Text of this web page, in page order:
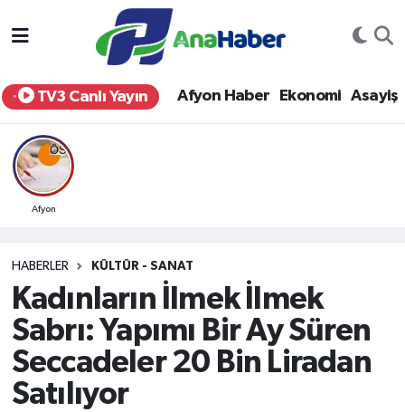
TV3 Canlı Yayın Afyon Haber Ekonomi Asayiş
Afyon
HABERLER KÜLTÜR - SANAT
Kadınların İlmek İlmek
Sabrı: Yapımı Bir Ay Süren
Seccadeler 20 Bin Liradan
Satılıyor
Yurt Haber
Afyon Haber
Ekonomi
Siyaset
Eğitim
Sağlık
Teknoloji
Afyonkarahisar Nöbetçi Eczaneler
Afyonkarahisar Hava Durumu
Afyonkarahisar Namaz Vakitleri
Afyonkarahisar Trafik Yoğunluk Haritası
Tüm Manşetler
Son Dakika Haberleri
Haber Arşivi